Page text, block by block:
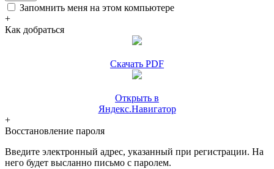
Запомнить меня на этом компьютере
+
Как добраться
Скачать PDF
Открыть в
Яндекс.Навигатор
+
Восстановление пароля
Введите электронный адрес, указанный при регистрации. На
него будет высланно письмо с паролем.